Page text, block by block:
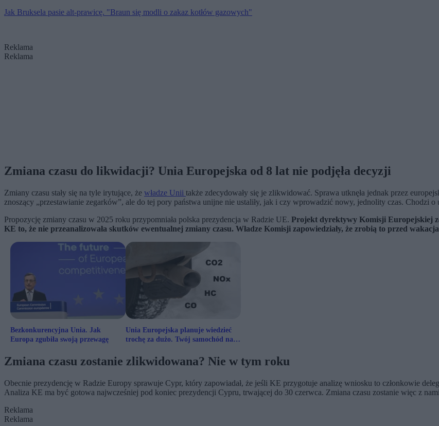
Jak Bruksela pasie alt-prawicę. "Braun się modli o zakaz kotłów gazowych"
Reklama
Reklama
Zmiana czasu do likwidacji? Unia Europejska od 8 lat nie podjęła decyzji
Zmiany czasu stały się na tyle irytujące, że władze Unii także zdecydowały się je zlikwidować. Sprawa utknęła jednak przez
znoszący „przestawianie zegarków”, ale do tej pory państwa unijne nie ustaliły, jak i czy wprowadzić nowy, jednolity czas. Chodzi
Propozycję zmiany czasu w 2025 roku przypomniała polska prezydencja w Radzie UE. Projekt dyrektywy Komisji Europejskiej
KE to, że nie przeanalizowała skutków ewentualnej zmiany czasu. Władze Komisji zapowiedziały, że zrobią to przed
Bezkonkurencyjna Unia. Jak
Europa zgubiła swoją przewagę
Unia Europejska planuje wiedzieć
trochę za dużo. Twój samochód na
Zmiana czasu zostanie zlikwidowana? Nie w tym roku
Obecnie prezydencję w Radzie Europy sprawuje Cypr, który zapowiadał, że jeśli KE przygotuje analizę wniosku to członkowie
Analiza KE ma być gotowa najwcześniej pod koniec prezydencji Cypru, trwającej do 30 czerwca. Zmiana czasu zostanie więc z
Reklama
Reklama